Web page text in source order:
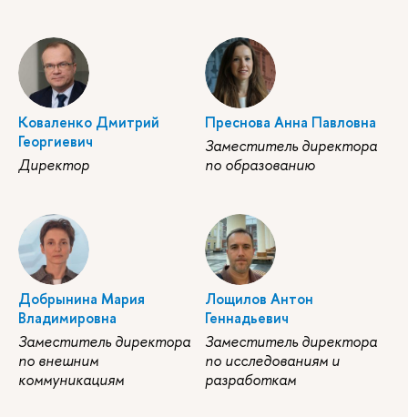
Коваленко Дмитрий
Георгиевич
Директор
Преснова Анна Павловна
Заместитель директора
по образованию
Добрынина Мария
Владимировна
Заместитель директора
по внешним
коммуникациям
Лощилов Антон
Геннадьевич
Заместитель директора
по исследованиям и
разработкам